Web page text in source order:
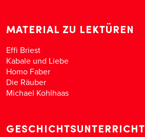
MATERIAL ZU LEKTÜREN
Effi Briest
Kabale und Liebe
Homo Faber
Die Räuber
Michael Kohlhaas
GESCHICHTSUNTERRICHT